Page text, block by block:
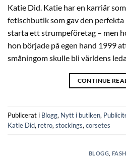
Katie Did. Katie har en karriär
fetischbutik som gav den
starta ett strumpeföretag – men
hon började på egen hand 1999
småningom skulle bli världens
CONTINUE
Publicerat i Blogg, Nytt i butiken,
Katie Did, retro, stockings, corsetes
BLOGG